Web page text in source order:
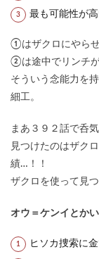
最も可能性が
①はザクロにやらせ
②は途中でリンチが
そういう念能力を
細工。
まあ３９２話で呑
見つけたのはザク
績…！！
ザクロを使って見
オウ＝ケンイとか
ヒソカ捜索に